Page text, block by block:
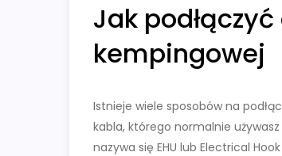
Jak
kempingowej
Istnieje wiele sposobów na
kabla, którego normalnie
nazywa się EHU lub Electrical